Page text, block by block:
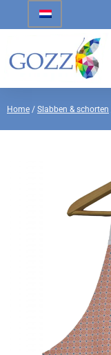
Home / Slabben & schorten